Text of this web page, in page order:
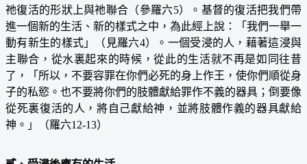
祂復活的形狀上與祂聯合（參羅六5）。基督的復活把我們帶
進一個新的生活、新的樣式之中，為此經上說：「我們一舉一
動有新生的樣式」（見羅六4）。一個受浸的人，藉著這浸與
主聯合，從水裏起來的時候，從此的生活就不再是如同往昔
了，「所以，不要容罪在你們必死的身上作王，使你們順從身
子的私慾。也不要將你們的肢體獻給罪作不義的器具；倒要像
從死裏復活的人，將自己獻給神，並將肢體作義的器具獻給
神。」（羅六12-13）